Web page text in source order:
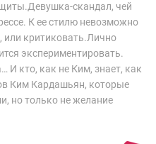
скандал, чей
К ее стилю невозможно
или критиковать.Лично
экспериментировать.
И кто, как не Ким, знает, как
Ким Кардашьян, которые
но только не желание